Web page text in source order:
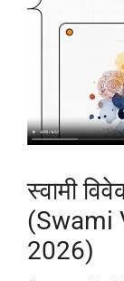
स्वामी
(Swami
2026)